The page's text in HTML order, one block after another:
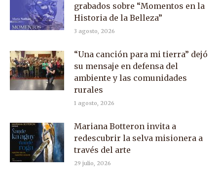
grabados sobre “Momentos en la
Historia de la Belleza”
3 agosto, 2026
“Una canción para mi tierra” dejó
su mensaje en defensa del
ambiente y las comunidades
rurales
1 agosto, 2026
Mariana Botteron invita a
redescubrir la selva misionera a
través del arte
29 julio, 2026